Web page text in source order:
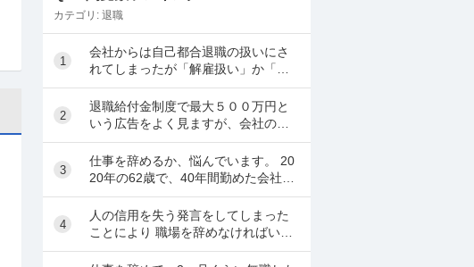
カテゴリ: 退職
1
会社からは自己都合退職の扱いにさ
れてしまったが「解雇扱い」か「特
定理由離職者」に労基やハローワー
クに数字を具体的な法律による根拠
にのっとって覆した例を教え...
2
退職給付金制度で最大５００万円と
いう広告をよく見ますが、会社の退
職金と失業保険以外に何か制度があ
るのでしょうか？
3
仕事を辞めるか、悩んでいます。 20
20年の62歳で、40年間勤めた会社を
定年退職しました。もう働くつもり
は無かったので、家族に働かないと
宣言しました。 ...
4
人の信用を失う発言をしてしまった
ことにより 職場を辞めなければいけ
なくなりました。自己都合というよ